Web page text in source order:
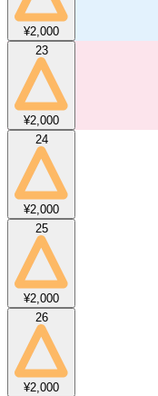
¥2,000
23
¥2,000
24
¥2,000
25
¥2,000
26
¥2,000